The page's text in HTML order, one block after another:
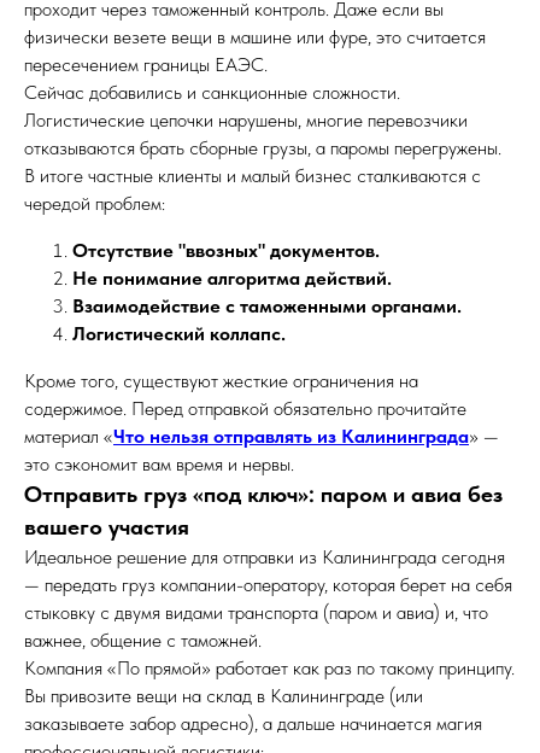
проходит через таможенный контроль. Даже если вы
физически везете вещи в машине или фуре, это считается
пересечением границы ЕАЭС.
Сейчас добавились и санкционные сложности.
Логистические цепочки нарушены, многие перевозчики
отказываются брать сборные грузы, а паромы перегружены.
В итоге частные клиенты и малый бизнес сталкиваются с
чередой проблем:
Отсутствие "ввозных" документов.
Не понимание алгоритма действий.
Взаимодействие с таможенными органами.
Логистический коллапс.
Кроме того, существуют жесткие ограничения на
содержимое. Перед отправкой обязательно прочитайте
материал «Что нельзя отправлять из Калининграда» —
это сэкономит вам время и нервы.
Отправить груз «под ключ»: паром и авиа без
вашего участия
Идеальное решение для отправки из Калининграда сегодня
— передать груз компании-оператору, которая берет на себя
стыковку с двумя видами транспорта (паром и авиа) и, что
важнее, общение с таможней.
Компания «По прямой» работает как раз по такому принципу.
Вы привозите вещи на склад в Калининграде (или
заказываете забор адресно), а дальше начинается магия